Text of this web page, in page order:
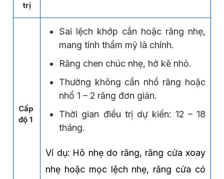
trị
Cấp
độ 1
Sai lệch khớp cắn hoặc răng nhẹ,
mang tính thẩm mỹ là chính.
Răng chen chúc nhẹ, hở kẽ nhỏ.
Thường không cần nhổ răng hoặc
nhổ 1 – 2 răng đơn giản.
Thời gian điều trị dự kiến: 12 – 18
tháng.
Ví dụ: Hô nhẹ do răng, răng cửa xoay
nhẹ hoặc mọc lệch nhẹ, răng cửa có